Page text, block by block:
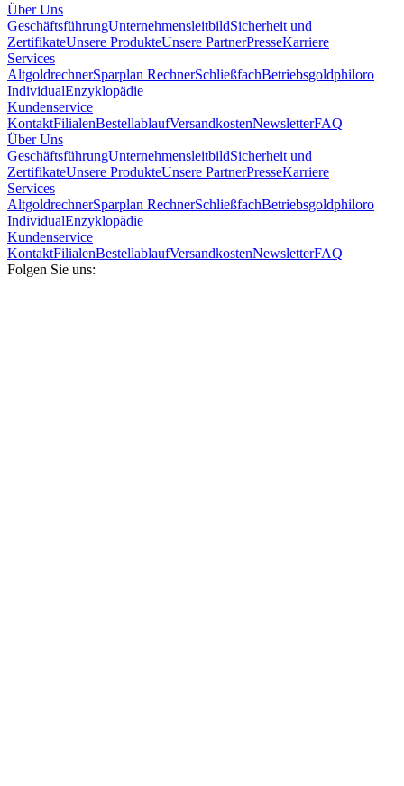
Über Uns
GeschäftsführungUnternehmensleitbildSicherheit und
ZertifikateUnsere ProdukteUnsere PartnerPresseKarriere
Services
AltgoldrechnerSparplan RechnerSchließfachBetriebsgoldphiloro
IndividualEnzyklopädie
Kundenservice
KontaktFilialenBestellablaufVersandkostenNewsletterFAQ
Über Uns
GeschäftsführungUnternehmensleitbildSicherheit und
ZertifikateUnsere ProdukteUnsere PartnerPresseKarriere
Services
AltgoldrechnerSparplan RechnerSchließfachBetriebsgoldphiloro
IndividualEnzyklopädie
Kundenservice
KontaktFilialenBestellablaufVersandkostenNewsletterFAQ
Folgen Sie uns: